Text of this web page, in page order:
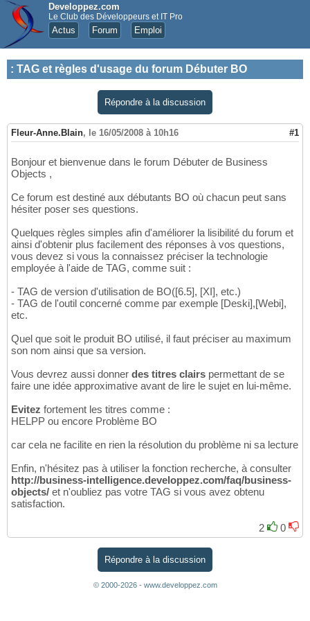
Developpez.com
Le Club des Développeurs et IT Pro
Actus Forum Emploi
: TAG et règles d'usage du forum Débuter BO
Répondre à la discussion
Fleur-Anne.Blain, le 16/05/2008 à 10h16 #1
Bonjour et bienvenue dans le forum Débuter de Business
Objects ,
Ce forum est destiné aux débutants BO où chacun peut sans
hésiter poser ses questions.
Quelques règles simples afin d'améliorer la lisibilité du forum et
ainsi d'obtenir plus facilement des réponses à vos questions,
vous devez si vous la connaissez préciser la technologie
employée à l'aide de TAG, comme suit :
- TAG de version d'utilisation de BO([6.5], [XI], etc.)
- TAG de l'outil concerné comme par exemple [Deski],[Webi],
etc.
Quel que soit le produit BO utilisé, il faut préciser au maximum
son nom ainsi que sa version.
Vous devrez aussi donner des titres clairs permettant de se
faire une idée approximative avant de lire le sujet en lui-même.
Evitez fortement les titres comme :
HELPP ou encore Problème BO
car cela ne facilite en rien la résolution du problème ni sa lecture
Enfin, n'hésitez pas à utiliser la fonction recherche, à consulter
http://business-intelligence.developpez.com/faq/business-
objects/ et n'oubliez pas votre TAG si vous avez obtenu
satisfaction.
2 0
Répondre à la discussion
© 2000-2026 - www.developpez.com